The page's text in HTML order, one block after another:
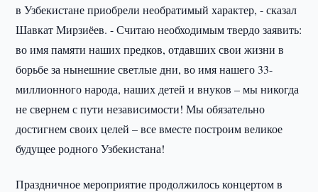
в Узбекистане приобрели необратимый характер, - сказал
Шавкат Мирзиёев. - Считаю необходимым твердо заявить:
во имя памяти наших предков, отдавших свои жизни в
борьбе за нынешние светлые дни, во имя нашего 33-
миллионного народа, наших детей и внуков – мы никогда
не свернем с пути независимости! Мы обязательно
достигнем своих целей – все вместе построим великое
будущее родного Узбекистана!
Праздничное мероприятие продолжилось концертом в